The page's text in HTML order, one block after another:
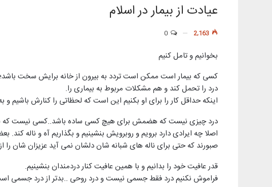
عیادت از بیمار در اسلام
بخوانیم و تامل کنیم
کسی که بیمار است ممکن است تردد به بیرون از خانه برایش سخت
درد را تحمل کند و هم مشکلات مربوط به بیماری را.
اینکه حداقل کار را برای او بکنیم این است که لحظاتی را کنارش
درد چیزی نیست که هضمش برای هیچ کسی ساده باشد..کسی نیست که
اصلا چه ایرادی دارد برویم و روبرویش بنشینیم و بگذاریم آه و ناله
صبورند که حتی برای ناله های شبانه شان دلشان نمی آید عزیزان شان
قدر عافیت خود را بدانیم و با همین عافیت کنار دردمندان بنشینیم.
فراموش نکنیم درد فقط جسمی نیست و درد روحی ..بدتر از درد جسمی